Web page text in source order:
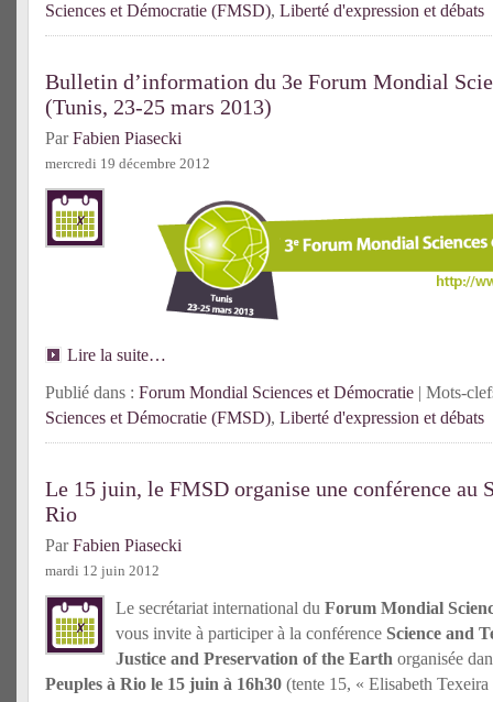
Sciences et Démocratie (FMSD), Liberté d'expression et débats
Bulletin d’information du 3e Forum Mondial
(Tunis, 23-25 mars 2013)
ParFabien Piasecki
mercredi 19 décembre 2012
Lire la suite…
Publié dans : Forum Mondial Sciences et Démocratie | Mots-
Sciences et Démocratie (FMSD), Liberté d'expression et débats
Le 15 juin, le FMSD organise une conférence au
Rio
ParFabien Piasecki
mardi 12 juin 2012
Le secrétariat international du Forum Mondial
vous invite à participer à la conférence Science and
Justice and Preservation of the Earth organisée
Peuples à Rio le 15 juin à 16h30 (tente 15, « Elisabeth Texeira